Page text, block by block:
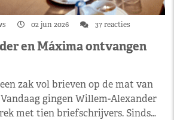
02 jun 2026 37 reacties
en Máxima ontvangen
zak vol brieven op de mat van
gingen Willem-Alexander
met tien briefschrijvers. Sinds…